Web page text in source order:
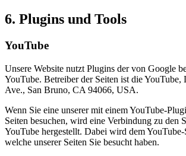
6. Plugins und Tools
YouTube
Unsere Website nutzt Plugins der von Google
YouTube. Betreiber der Seiten ist die
Ave., San Bruno, CA 94066, USA.
Wenn Sie eine unserer mit einem YouTube-
Seiten besuchen, wird eine Verbindung zu den
YouTube hergestellt. Dabei wird dem
welche unserer Seiten Sie besucht haben.